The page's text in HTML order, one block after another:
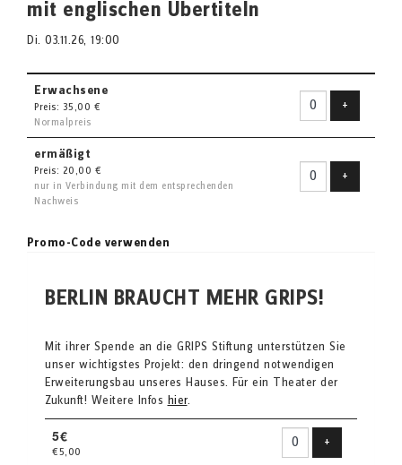
mit englischen Übertiteln
Di. 03.11.26, 19:00
Erwachsene
Preis: 35,00 €
Normalpreis
+
ermäßigt
Preis: 20,00 €
nur in Verbindung mit dem entsprechenden
Nachweis
+
Promo-Code verwenden
BERLIN BRAUCHT MEHR GRIPS!
Mit ihrer Spende an die GRIPS Stiftung unterstützen Sie
unser wichtigstes Projekt: den dringend notwendigen
Erweiterungsbau unseres Hauses. Für ein Theater der
Zukunft! Weitere Infos hier.
5€
€5,00
+